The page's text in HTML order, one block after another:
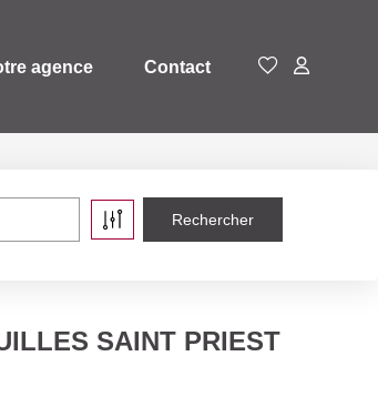
agence Contact
SAINT PRIEST